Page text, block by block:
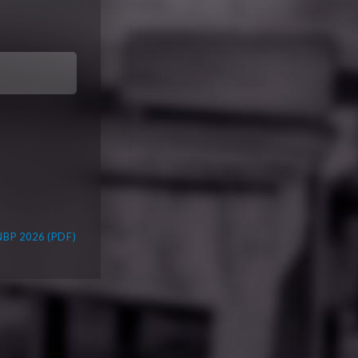
2026 (PDF)